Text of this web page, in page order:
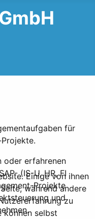
für
oder erfahrenen
(IS-U, HR, FI
Projekte
und
Einige von ihnen
während andere
zu
können selbst